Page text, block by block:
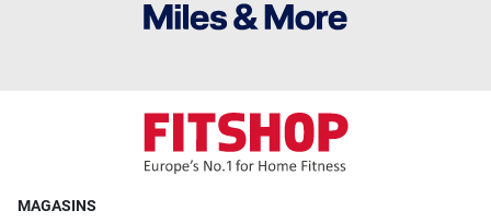
MAGASINS